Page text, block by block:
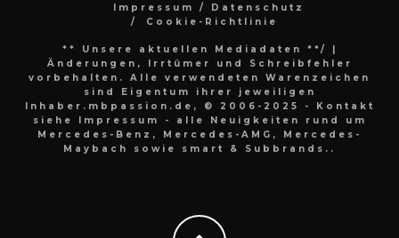
Impressum / Datenschutz
Cookie-Richtlinie
** Unsere aktuellen Mediadaten **/
|
Änderungen, Irrtümer und Schreibfehler
vorbehalten. Alle verwendeten Warenzeichen
sind Eigentum ihrer jeweiligen
Inhaber.mbpassion.de, © 2006-2025 - Kontakt
siehe Impressum - alle Neuigkeiten rund um
Mercedes-Benz, Mercedes-AMG, Mercedes-
Maybach sowie smart & Subbrands..